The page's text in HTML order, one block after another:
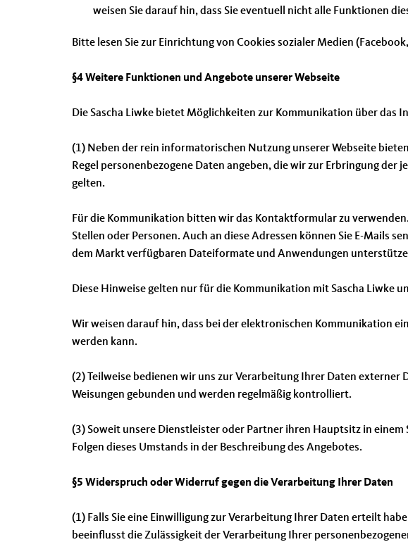
weisen Sie darauf hin, dass Sie eventuell nicht alle Funktionen
Bitte lesen Sie zur Einrichtung von Cookies sozialer Medien
§4 Weitere Funktionen und Angebote unserer Webseite
Die Sascha Liwke bietet Möglichkeiten zur Kommunikation über das
(1) Neben der rein informatorischen Nutzung unserer Webseite
Regel personenbezogene Daten angeben, die wir zur Erbringung
gelten.
Für die Kommunikation bitten wir das Kontaktformular zu
Stellen oder Personen. Auch an diese Adressen können Sie E-Mails
dem Markt verfügbaren Dateiformate und Anwendungen
Diese Hinweise gelten nur für die Kommunikation mit Sascha Liwke
Wir weisen darauf hin, dass bei der elektronischen Kommunikation
werden kann.
(2) Teilweise bedienen wir uns zur Verarbeitung Ihrer Daten
Weisungen gebunden und werden regelmäßig kontrolliert.
(3) Soweit unsere Dienstleister oder Partner ihren Hauptsitz in
Folgen dieses Umstands in der Beschreibung des Angebotes.
§5 Widerspruch oder Widerruf gegen die Verarbeitung Ihrer Daten
(1) Falls Sie eine Einwilligung zur Verarbeitung Ihrer Daten erteilt
beeinflusst die Zulässigkeit der Verarbeitung Ihrer